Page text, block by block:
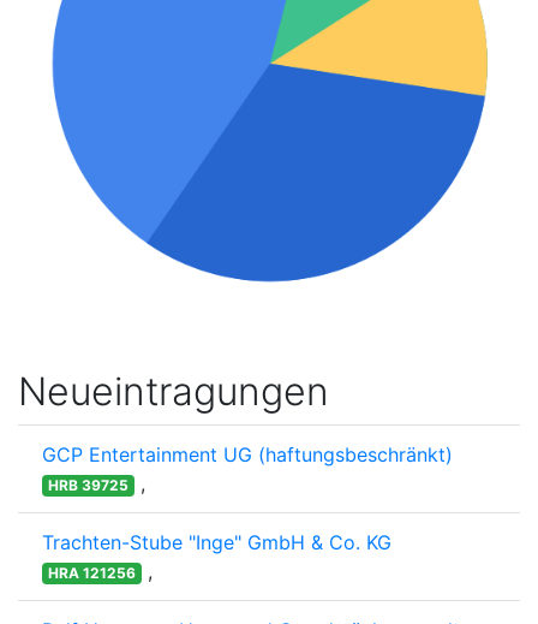
Neueintragungen
GCP Entertainment UG (haftungsbeschränkt)
HRB 39725 ,
Trachten-Stube "Inge" GmbH & Co. KG
HRA 121256 ,